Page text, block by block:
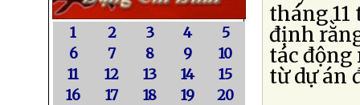
1 2 3 4
5
6
7 8 9
10
11
12 13 14
15
16
17 18 19
20
tháng 11
định
tác động
từ dự án